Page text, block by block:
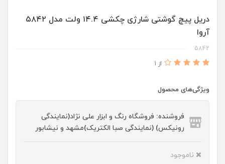
دریل پیچ گوشتی شارژی چکشی ۱۴.۴ ولت مدل ۵۸۴۲
آروا
5842
از 1
ویژگی‌های محصول
فروشنده: فروشگاه رنگ و ابزار علی نژاد(نمایندگی
رونیکس) (نمایندگی صبا الکتریک)مشهد و نیشابور
ناموجود